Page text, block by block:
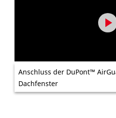
Anschluss der DuPont™
Dachfenster